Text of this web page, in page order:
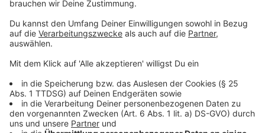
Eine unverletzte Person gerettet
Ein Mensch befand sich in dem brennenden Haus. Die
Person wurde von der Feuerwehr aus dem Haus
gerettet, ist aber soweit unverletzt, dass sie nicht ins